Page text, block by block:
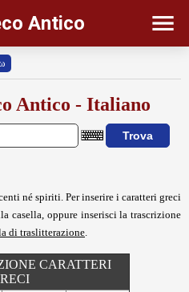
Antico
Antico - Italiano
né spiriti. Per inserire i caratteri greci
casella, oppure inserisci la trascrizione
di traslitterazione
CARATTERI